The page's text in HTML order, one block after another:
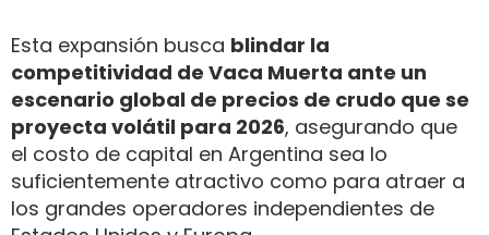
Esta expansión busca blindar la
competitividad de Vaca Muerta ante un
escenario global de precios de crudo que se
proyecta volátil para 2026, asegurando que
el costo de capital en Argentina sea lo
suficientemente atractivo como para atraer a
los grandes operadores independientes de